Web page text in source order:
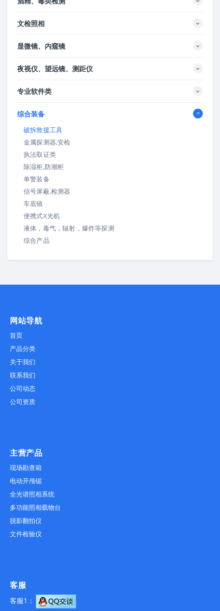
文检照相
显微镜、内窥镜
夜视仪、望远镜、测距仪
专业软件类
综合装备
破拆救援工具
金属探测器,安检
执法取证类
除湿柜,防潮柜
单警装备
信号屏蔽,检测器
车底镜
便携式X光机
液体，毒气，辐射，爆炸等探测
综合产品
网站导航
首页
产品分类
关于我们
联系我们
公司动态
公司资质
主营产品
现场勘查箱
电动开颅锯
全光谱照相系统
多功能照相载物台
脱影翻拍仪
文件检验仪
客服
客服1：